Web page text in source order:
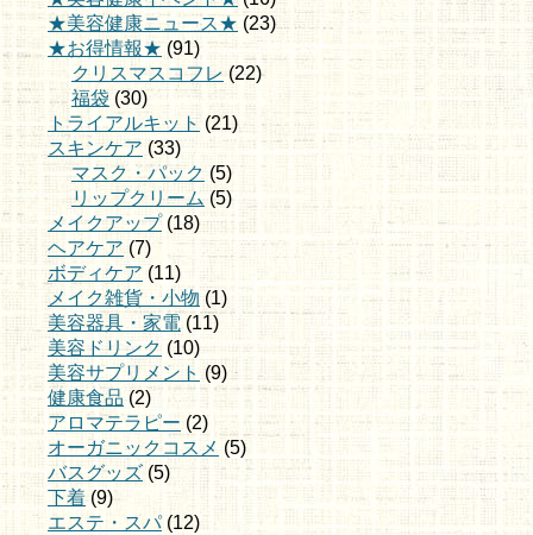
★美容健康ニュース★ (23)
★お得情報★ (91)
クリスマスコフレ (22)
福袋 (30)
トライアルキット (21)
スキンケア (33)
マスク・パック (5)
リップクリーム (5)
メイクアップ(18)
ヘアケア (7)
ボディケア (11)
メイク雑貨・小物 (1)
美容器具・家電 (11)
美容ドリンク (10)
美容サプリメント (9)
健康食品 (2)
アロマテラピー (2)
オーガニックコスメ (5)
バスグッズ (5)
下着 (9)
エステ・スパ(12)